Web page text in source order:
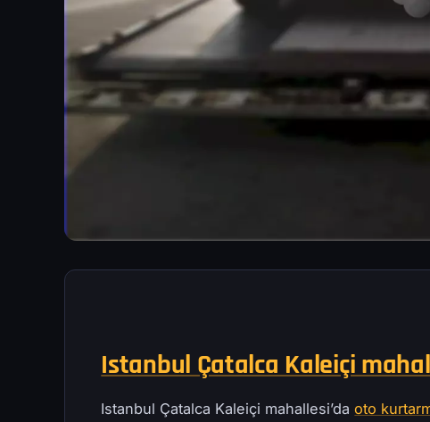
Istanbul Çatalca Kaleiçi
Istanbul Çatalca Kaleiçi mahallesi’daoto